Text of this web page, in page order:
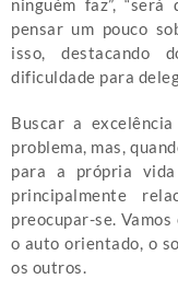
ninguém faz”,
pensar um pouco
isso, destacando
dificuldade para
Buscar a
problema, mas,
para a própria
principalmente
preocupar-se.
o auto orientado, o
os outros.